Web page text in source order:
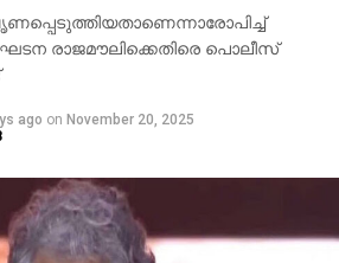
രാജമൗലിക്കെതിരെ പൊലീസ്
ago on November 20, 2025